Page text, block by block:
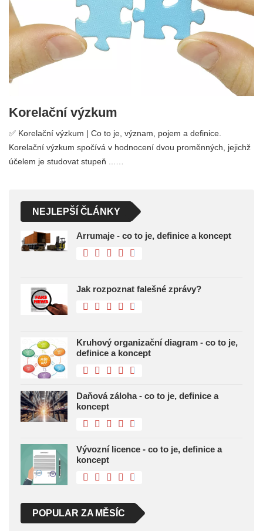
Korelační výzkum
✅ Korelační výzkum | Co to je, význam, pojem a definice.
Korelační výzkum spočívá v hodnocení dvou proměnných, jejichž
účelem je studovat stupeň ...…
NEJLEPŠÍ ČLÁNKY
Arrumaje - co to je, definice a koncept
Jak rozpoznat falešné zprávy?
Kruhový organizační diagram - co to je,
definice a koncept
Daňová záloha - co to je, definice a
koncept
Vývozní licence - co to je, definice a
koncept
POPULAR ZA MĚSÍC